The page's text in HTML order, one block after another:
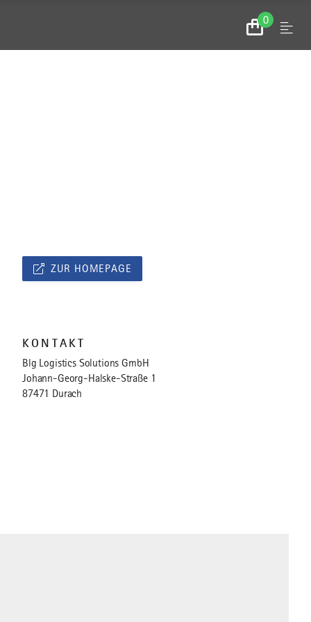
0
Zum
Warenkorb
Menu
ZUR HOMEPAGE
KONTAKT
Blg Logistics Solutions GmbH
Johann-Georg-Halske-Straße 1
87471 Durach